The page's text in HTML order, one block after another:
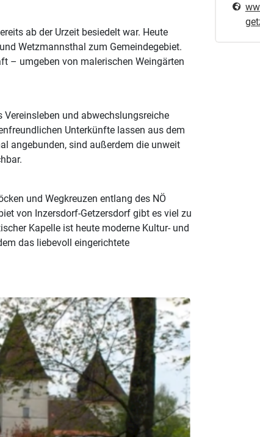
ab der Urzeit besiedelt war. Heute
Wetzmannsthal zum Gemeindegebiet.
– umgeben von malerischen Weingärten
und abwechslungsreiche
Unterkünfte lassen aus dem
angebunden, sind außerdem die unweit
und Wegkreuzen entlang des NÖ
von Inzersdorf-Getzersdorf gibt es viel zu
Kapelle ist heute moderne Kultur- und
das liebevoll eingerichtete